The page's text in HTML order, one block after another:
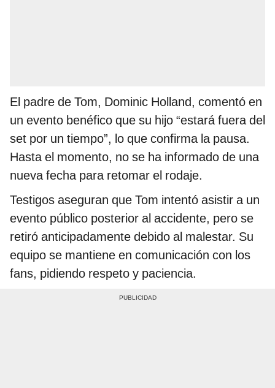
El padre de Tom, Dominic Holland, comentó en
un evento benéfico que su hijo “estará fuera del
set por un tiempo”, lo que confirma la pausa.
Hasta el momento, no se ha informado de una
nueva fecha para retomar el rodaje.
Testigos aseguran que Tom intentó asistir a un
evento público posterior al accidente, pero se
retiró anticipadamente debido al malestar. Su
equipo se mantiene en comunicación con los
fans, pidiendo respeto y paciencia.